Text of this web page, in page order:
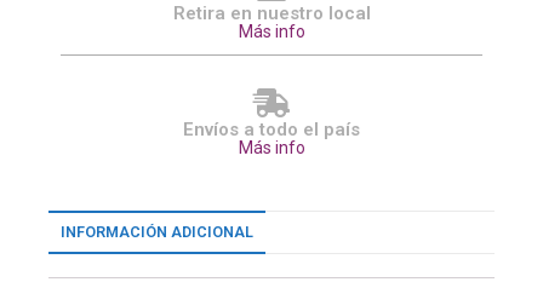
Retira en nuestro local
Más info
Envíos a todo el país
Más info
INFORMACIÓN ADICIONAL